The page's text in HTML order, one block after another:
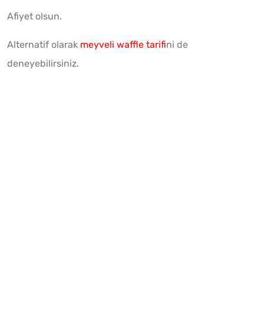
Afiyet olsun.
Alternatif olarak meyveli waffle tarifini de
deneyebilirsiniz.